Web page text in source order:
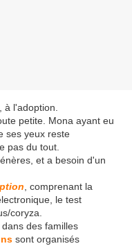
l'adoption.
petite. Mona ayant eu
ses yeux reste
pas du tout.
et a besoin d'un
, comprenant la
le test
coryza.
des familles
sont organisés